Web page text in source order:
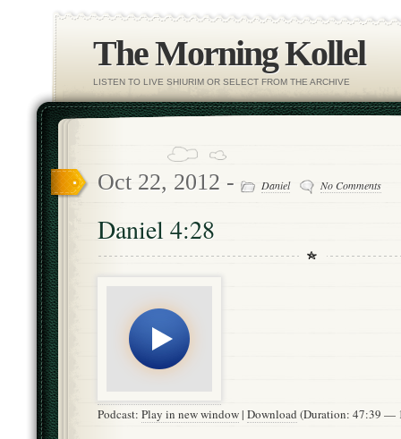
The Morning Kollel
LISTEN TO LIVE SHIURIM OR SELECT FROM THE ARCHIVE
Oct 22, 2012 - Daniel No Comments
Daniel 4:28
Podcast: Play in new window| Download (Duration: 47:39 —